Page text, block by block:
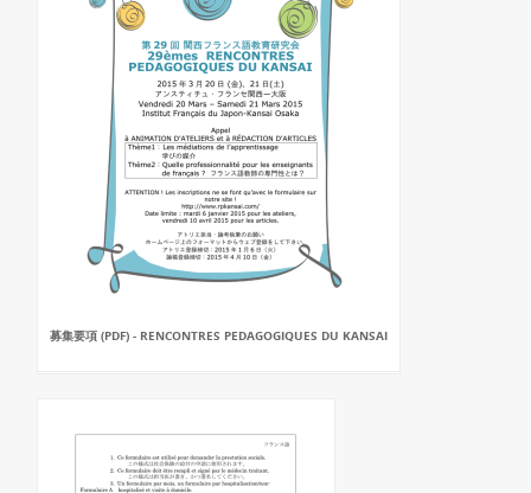
募集要項 (PDF) - RENCONTRES PEDAGOGIQUES DU KANSAI